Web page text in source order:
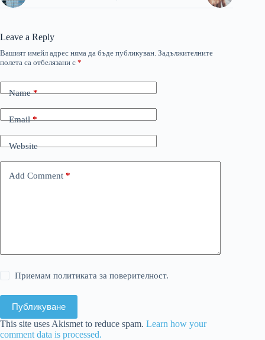
Leave a Reply
Вашият имейл адрес няма да бъде публикуван. Задължителните
полета са отбелязани с *
Name*
Email*
Website
Add Comment *
Приемам политиката за поверителност.
Публикуване
This site uses Akismet to reduce spam. Learn how your
comment data is processed.